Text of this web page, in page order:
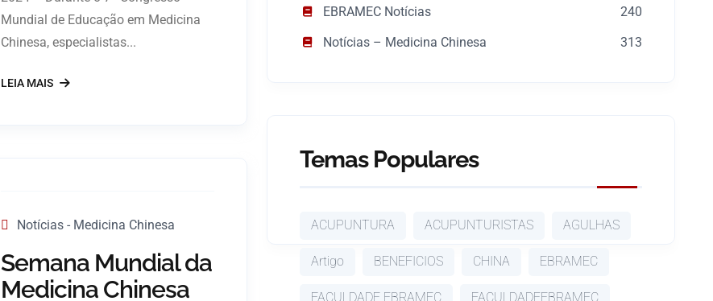
Mundial de Educação em Medicina
Chinesa, especialistas...
LEIA MAIS
Notícias - Medicina Chinesa
Semana Mundial da
Medicina Chinesa
EBRAMEC Notícias
240
Notícias – Medicina Chinesa
313
Temas Populares
ACUPUNTURA ACUPUNTURISTAS AGULHAS
Artigo BENEFICIOS CHINA EBRAMEC
FACULDADE EBRAMEC FACULDADEEBRAMEC